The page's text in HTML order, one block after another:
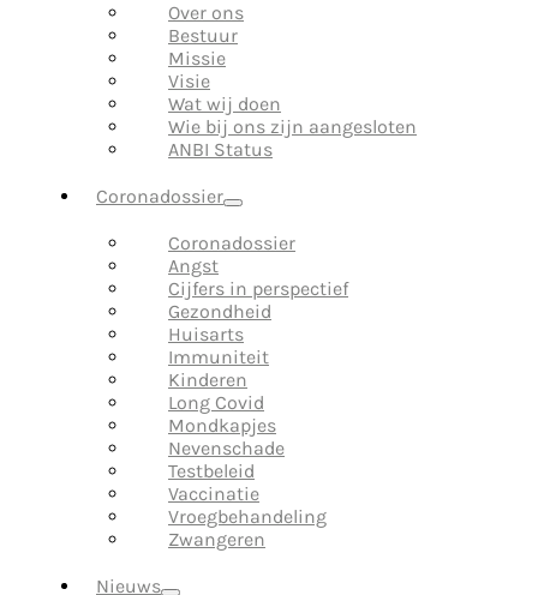
Over ons
Bestuur
Missie
Visie
Wat wij doen
Wie bij ons zijn aangesloten
ANBI Status
Coronadossier
Coronadossier
Angst
Cijfers in perspectief
Gezondheid
Huisarts
Immuniteit
Kinderen
Long Covid
Mondkapjes
Nevenschade
Testbeleid
Vaccinatie
Vroegbehandeling
Zwangeren
Nieuws